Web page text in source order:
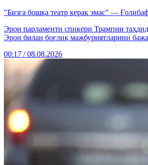
"Бизга бошқа театр керак эмас" —
Эрон парламенти спикери Трампни
Эрон билан боғлиқ мажбуриятларини
00:17 / 08.08.2026